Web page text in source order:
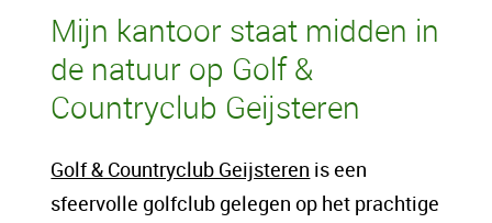
Een content intro tekst. Lorem ipsum dolor
sit amet, consectetur adipis cin elit. Nunc
purus libero, interdum sed blandit acp
retium facilisis turpis. Donec dictum neque
lorem dolor.
Mijn kantoor staat midden in
de natuur op Golf &
Countryclub Geijsteren
Golf & Countryclub Geijsteren is een
sfeervolle golfclub gelegen op het prachtige